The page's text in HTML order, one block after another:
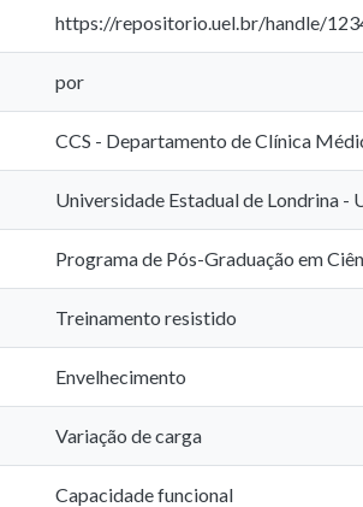
https://repositorio.uel.br/handle/
por
CCS - Departamento de Clínica
Universidade Estadual de Londrina -
Programa de Pós-Graduação em
Treinamento resistido
Envelhecimento
Variação de carga
Capacidade funcional